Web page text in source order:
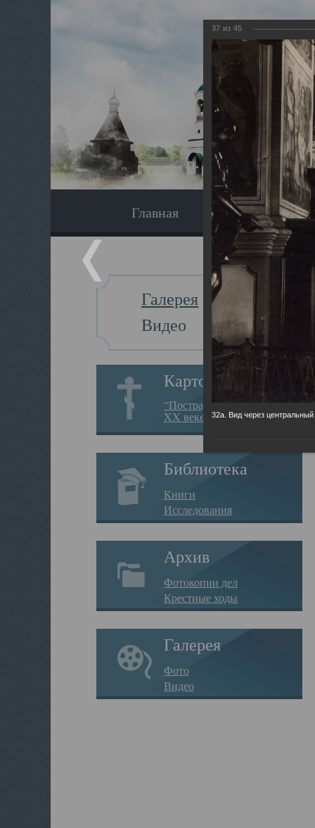
Главная Экскурсия
Галерея
Видео
Картотека
“Пострадавшие за веру в
XX веке на Севере”
Библиотека
Книги
Исследования
Архив
Фотокопии дел
Крестные ходы
Галерея
Фото
Видео
37 из 45
32а. Вид через